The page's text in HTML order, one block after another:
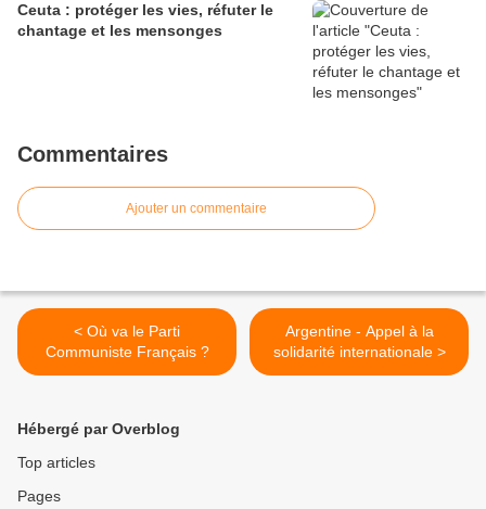
Ceuta : protéger les vies, réfuter le
chantage et les mensonges
Commentaires
Ajouter un commentaire
< Où va le Parti
Communiste Français ?
Argentine - Appel à la
solidarité internationale >
Hébergé par Overblog
Top articles
Pages